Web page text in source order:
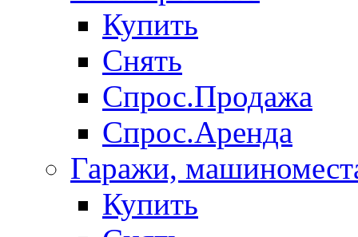
Купить
Снять
Спрос.Продажа
Спрос.Аренда
Гаражи,
Купить